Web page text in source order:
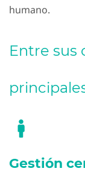
humano.
Entre sus
Gestión